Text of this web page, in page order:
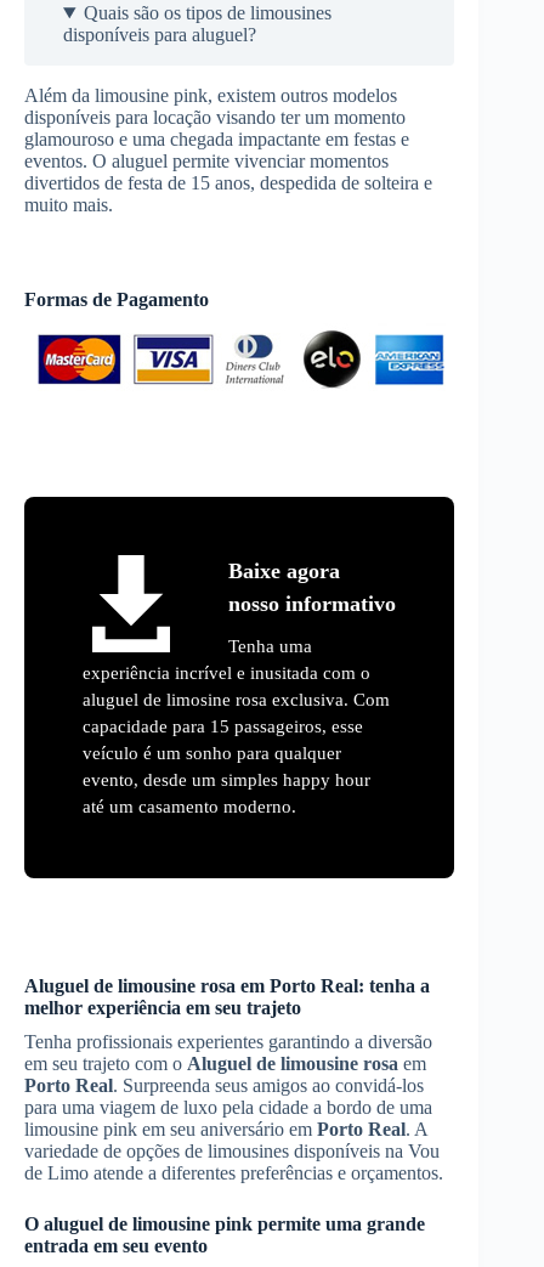
Quais são os tipos de limousines
disponíveis para aluguel?
Além da limousine pink, existem outros modelos
disponíveis para locação visando ter um momento
glamouroso e uma chegada impactante em festas e
eventos. O aluguel permite vivenciar momentos
divertidos de festa de 15 anos, despedida de solteira e
muito mais.
Formas de Pagamento
Baixe agora
nosso informativo
Tenha uma
experiência incrível e inusitada com o
aluguel de limosine rosa exclusiva. Com
capacidade para 15 passageiros, esse
veículo é um sonho para qualquer
evento, desde um simples happy hour
até um casamento moderno.
Aluguel de limousine rosa em Porto Real: tenha a
melhor experiência em seu trajeto
Tenha profissionais experientes garantindo a diversão
em seu trajeto com o Aluguel de limousine rosa em
Porto Real. Surpreenda seus amigos ao convidá-los
para uma viagem de luxo pela cidade a bordo de uma
limousine pink em seu aniversário em Porto Real. A
variedade de opções de limousines disponíveis na Vou
de Limo atende a diferentes preferências e orçamentos.
O aluguel de limousine pink permite uma grande
entrada em seu evento